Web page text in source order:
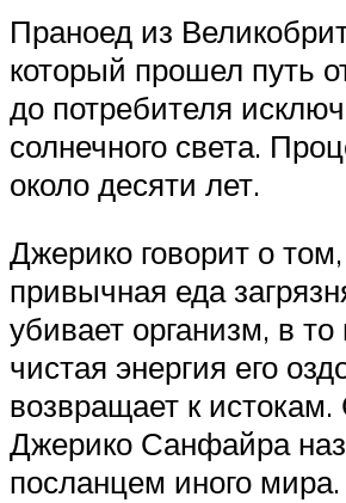
Праноед из
который прошел путь
до потребителя
солнечного света.
около десяти лет.
Джерико говорит о
привычная еда
убивает организм, в то
чистая энергия его
возвращает к
Джерико Санфайра
посланцем иного мира.